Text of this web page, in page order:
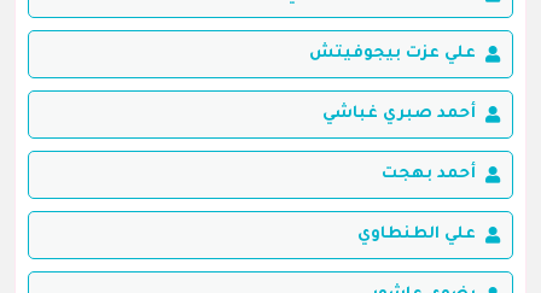
علي عزت بيجوفيتش
أحمد صبري غباشي
أحمد بهجت
علي الطنطاوي